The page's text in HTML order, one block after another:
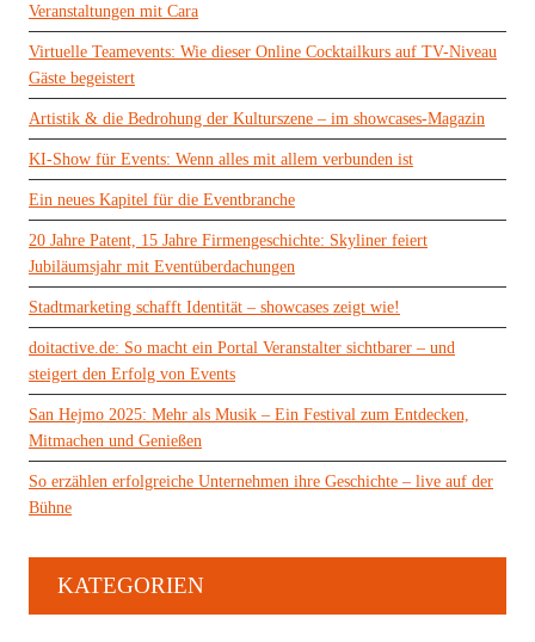
Veranstaltungen mit Cara
Virtuelle Teamevents: Wie dieser Online Cocktailkurs auf TV-Niveau
Gäste begeistert
Artistik & die Bedrohung der Kulturszene – im showcases-Magazin
KI-Show für Events: Wenn alles mit allem verbunden ist
Ein neues Kapitel für die Eventbranche
20 Jahre Patent, 15 Jahre Firmengeschichte: Skyliner feiert
Jubiläumsjahr mit Eventüberdachungen
Stadtmarketing schafft Identität – showcases zeigt wie!
doitactive.de: So macht ein Portal Veranstalter sichtbarer – und
steigert den Erfolg von Events
San Hejmo 2025: Mehr als Musik – Ein Festival zum Entdecken,
Mitmachen und Genießen
So erzählen erfolgreiche Unternehmen ihre Geschichte – live auf der
Bühne
KATEGORIEN